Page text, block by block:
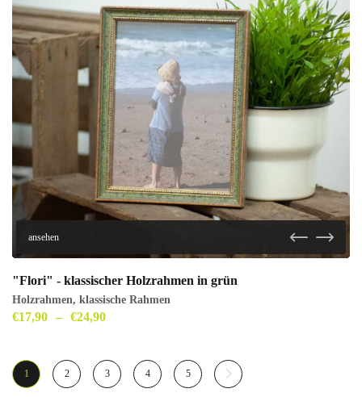
ansehen
"Flori" - klassischer Holzrahmen in grün
Holzrahmen, klassische Rahmen
€17,90 – €24,90
1 2 3 4 5